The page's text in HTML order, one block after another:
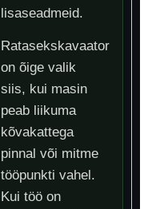
lisaseadmeid.
Ratasekskavaator
on õige valik
siis, kui masin
peab liikuma
kõvakattega
pinnal või mitme
tööpunkti vahel.
Kui töö on